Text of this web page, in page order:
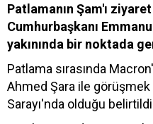
Patlamanın Şam'ı
Cumhurbaşkanı
yakınında bir noktada
Patlama sırasında
Ahmed Şara ile görüşmek
Sarayı'nda olduğu